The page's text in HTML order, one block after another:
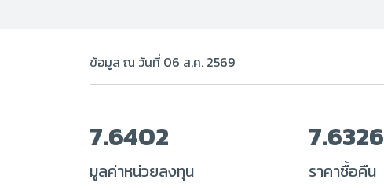
ข้อมูล ณ วันที่ 06 ส.ค. 2569
7.6402
มูลค่าหน่วยลงทุน
7.6326
ราคาซื้อคืน